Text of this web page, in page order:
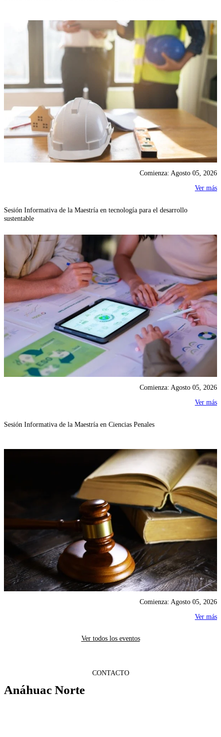
Comienza: Agosto 05, 2026
Ver más
Sesión Informativa de la Maestría en tecnología para el desarrollo
sustentable
Comienza: Agosto 05, 2026
Ver más
Sesión Informativa de la Maestría en Ciencias Penales
Comienza: Agosto 05, 2026
Ver más
Ver todos los eventos
CONTACTO
Anáhuac Norte